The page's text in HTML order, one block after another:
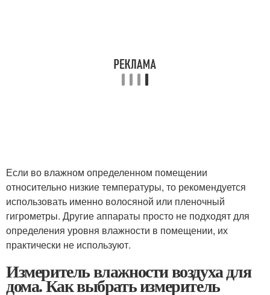
Если во влажном определенном помещении
относительно низкие температуры, то рекомендуется
использовать именно волосяной или пленочный
гигрометры. Другие аппараты просто не подходят для
определения уровня влажности в помещении, их
практически не используют.
Измеритель влажности воздуха для
дома. Как выбрать измеритель